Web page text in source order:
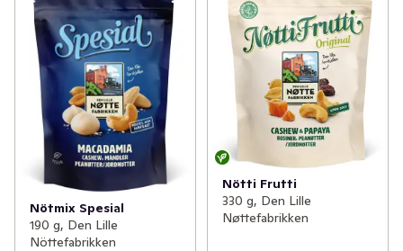
Nötmix Spesial
190 g, Den Lille
Nöttefabrikken
Nötti Frutti
330 g, Den Lille
Nøttefabrikken